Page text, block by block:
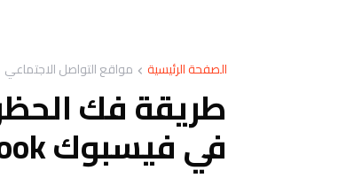
الصفحة الرئيسية مواقع التواصل الاجتماعي
طريقة فك
في فيسبوك facebook